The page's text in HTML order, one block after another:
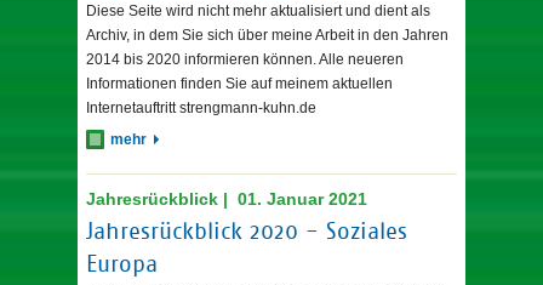
Diese Seite wird nicht mehr aktualisiert und dient als
Archiv, in dem Sie sich über meine Arbeit in den Jahren
2014 bis 2020 informieren können. Alle neueren
Informationen finden Sie auf meinem aktuellen
Internetauftritt strengmann-kuhn.de
mehr
Jahresrückblick | 01. Januar 2021
Jahresrückblick 2020 - Soziales
Europa